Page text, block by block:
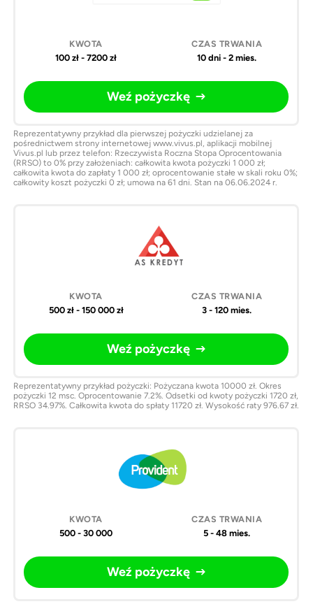
100 zł - 7200 zł 10 dni - 2 mies.
Weź pożyczkę
Reprezentatywny przykład dla pierwszej pożyczki udzielanej za
pośrednictwem strony internetowej www.vivus.pl, aplikacji mobilnej
Vivus.pl lub przez telefon: Rzeczywista Roczna Stopa Oprocentowania
(RRSO) to 0% przy założeniach: całkowita kwota pożyczki 1 000 zł;
całkowita kwota do zapłaty 1 000 zł; oprocentowanie stałe w skali roku 0%;
całkowity koszt pożyczki 0 zł; umowa na 61 dni. Stan na 06.06.2024 r.
500 zł - 150 000 zł 3 - 120 mies.
Weź pożyczkę
Reprezentatywny przykład pożyczki: Pożyczana kwota 10000 zł. Okres
pożyczki 12 msc. Oprocentowanie 7.2%. Odsetki od kwoty pożyczki 1720 zł,
RRSO 34.97%. Całkowita kwota do spłaty 11720 zł. Wysokość raty 976.67 zł.
500 - 30 000 5 - 48 mies.
Weź pożyczkę